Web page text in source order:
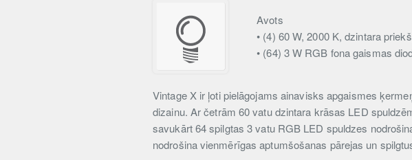
Avots
• (4) 60 W, 2000 K, dzintara
• (64) 3 W RGB fona gaismas
Vintage X ir ļoti pielāgojams ainavisks apgaismes
dizainu. Ar četrām 60 vatu dzintara krāsas LED
savukārt 64 spilgtas 3 vatu RGB LED spuldzes
nodrošina vienmērīgas aptumšošanas pārejas un